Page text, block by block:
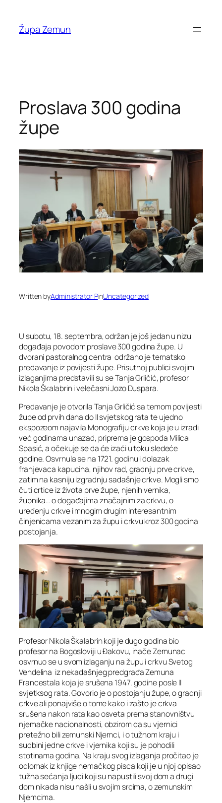
content
Župa Zemun
Proslava 300 godina
župe
Written byAdministrator PinUncategorized
U subotu, 18. septembra, održan je još jedan u nizu
događaja povodom proslave 300 godina župe. U
dvorani pastoralnog centra održano je tematsko
predavanje iz povijesti župe. Prisutnoj publici svojim
izlaganjima predstavili su se Tanja Grličić, profesor
Nikola Škalabrin i velečasni Jozo Duspara.
Predavanje je otvorila Tanja Grličić sa temom povijesti
župe od prvih dana do II svjetskog rata te ujedno
ekspozeom najavila Monografiju crkve koja je u izradi
već godinama unazad, priprema je gospođa Milica
Spasić, a očekuje se da će izaći u toku sledeće
godine. Osvrnula se na 1721. godinu i dolazak
franjevaca kapucina, njihov rad, gradnju prve crkve,
zatim na kasniju izgradnju sadašnje crkve. Mogli smo
čuti crtice iz života prve župe, njenih vernika,
župnika… o događajima značajnim za crkvu, o
uređenju crkve i mnogim drugim interesantnim
činjenicama vezanim za župu i crkvu kroz 300 godina
postojanja.
Profesor Nikola Škalabrin koji je dugo godina bio
profesor na Bogosloviji u Đakovu, inače Zemunac
osvrnuo se u svom izlaganju na župu i crkvu Svetog
Vendelina iz nekadašnjeg predgrađa Zemuna
Francestala koja je srušena 1947. godine posle II
svjetksog rata. Govorio je o postojanju župe, o gradnji
crkve ali ponajviše o tome kako i zašto je crkva
srušena nakon rata kao osveta prema stanovništvu
njemačke nacionalnosti, obzirom da su vjernici
pretežno bili zemunski Njemci, i o tužnom kraju i
sudbini jedne crkve i vjernika koji su je pohodili
stotinama godina. Na kraju svog izlaganja pročitao je
odlomak iz knjige nemačkog pisca koji je u njoj opisao
tužna sećanja ljudi koji su napustili svoj dom a drugi
dom nikada nisu našli u svojim srcima, o zemunskim
Njemcima.